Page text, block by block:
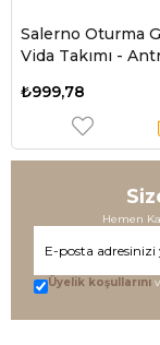
Salerno Oturma
Vida Takımı -
₺999,78
Hemen
Üyelik koşullarını